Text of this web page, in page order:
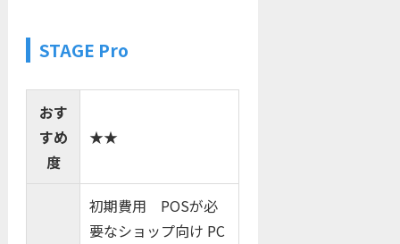
STAGE Pro
おす
すめ
度
★★
初期費用 POSが必
要なショップ向け PC